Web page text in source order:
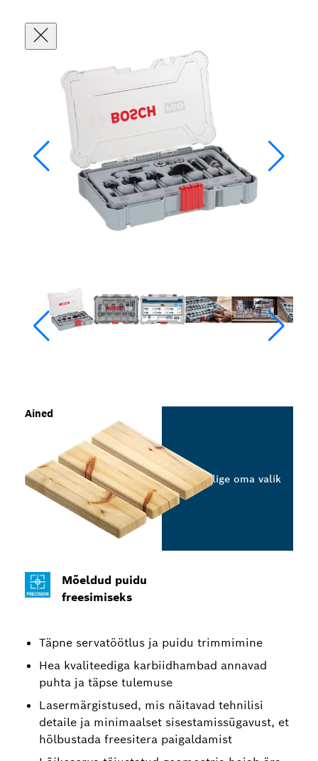
Mõeldud puidu
freesimiseks
Täpne servatöötlus ja puidu trimmimine
Hea kvaliteediga karbiidhambad annavad
puhta ja täpse tulemuse
Lasermärgistused, mis näitavad tehnilisi
detaile ja minimaalset sisestamissügavust, et
hõlbustada freesitera paigaldamist
Ained
Valige oma valik